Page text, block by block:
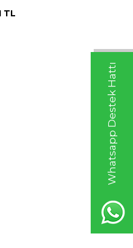
Whatsapp Destek Hattı
TL